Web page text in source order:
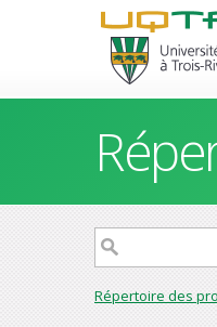
Répertoire des